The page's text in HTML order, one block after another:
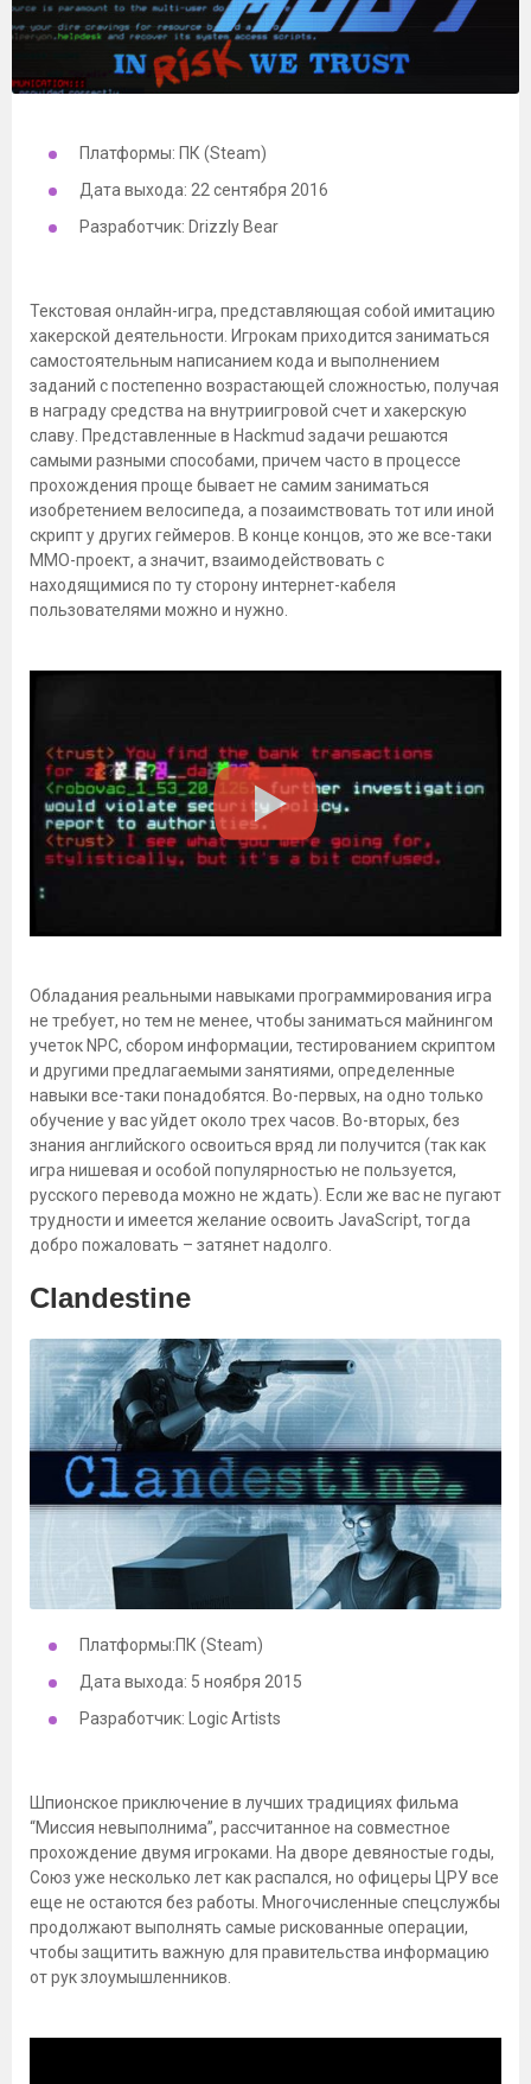
Платформы: ПК (Steam)
Дата выхода: 22 сентября 2016
Разработчик: Drizzly Bear
Текстовая онлайн-игра, представляющая собой имитацию
хакерской деятельности. Игрокам приходится заниматься
самостоятельным написанием кода и выполнением
заданий с постепенно возрастающей сложностью, получая
в награду средства на внутриигровой счет и хакерскую
славу. Представленные в Hackmud задачи решаются
самыми разными способами, причем часто в процессе
прохождения проще бывает не самим заниматься
изобретением велосипеда, а позаимствовать тот или иной
скрипт у других геймеров. В конце концов, это же все-таки
ММО-проект, а значит, взаимодействовать с
находящимися по ту сторону интернет-кабеля
пользователями можно и нужно.
Обладания реальными навыками программирования игра
не требует, но тем не менее, чтобы заниматься майнингом
учеток NPC, сбором информации, тестированием скриптом
и другими предлагаемыми занятиями, определенные
навыки все-таки понадобятся. Во-первых, на одно только
обучение у вас уйдет около трех часов. Во-вторых, без
знания английского освоиться вряд ли получится (так как
игра нишевая и особой популярностью не пользуется,
русского перевода можно не ждать). Если же вас не пугают
трудности и имеется желание освоить JavaScript, тогда
добро пожаловать – затянет надолго.
Clandestine
Платформы:ПК (Steam)
Дата выхода: 5 ноября 2015
Разработчик: Logic Artists
Шпионское приключение в лучших традициях фильма
“Миссия невыполнима”, рассчитанное на совместное
прохождение двумя игроками. На дворе девяностые годы,
Союз уже несколько лет как распался, но офицеры ЦРУ все
еще не остаются без работы. Многочисленные спецслужбы
продолжают выполнять самые рискованные операции,
чтобы защитить важную для правительства информацию
от рук злоумышленников.